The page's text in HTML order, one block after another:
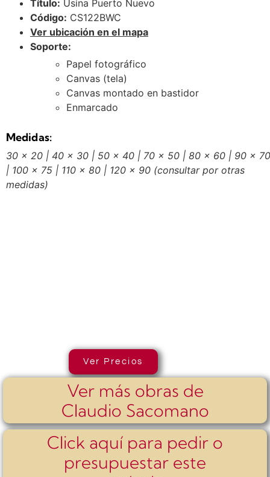
Título: Usina Puerto Nuevo
Código: CS122BWC
Ver ubicación en el mapa
Soporte:
Papel fotográfico
Canvas (tela)
Canvas montado en bastidor
Enmarcado
Medidas:
30 x 20 | 40 x 30 | 50 x 40 | 70 x 50 | 80 x 60 | 90 x 70
| 100 x 75 | 110 x 80 | 120 x 90 (consultar por otras
medidas)
Ver Precios
Ver más obras de
Claudio Sacomano
Click aquí para pedir o
presupuestar este